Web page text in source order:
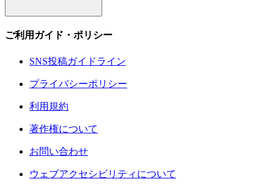
ご利用ガイド・ポリシー
SNS投稿ガイドライン
プライバシーポリシー
利用規約
著作権について
お問い合わせ
ウェブアクセシビリティについて